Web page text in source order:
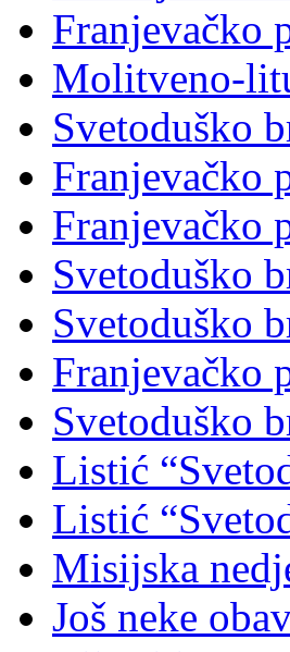
Franjevačko
Molitveno-
Svetoduško
Franjevačko
Franjevačko
Svetoduško
Svetoduško
Franjevačko
Svetoduško
Listić
Listić
Misijska
Još neke